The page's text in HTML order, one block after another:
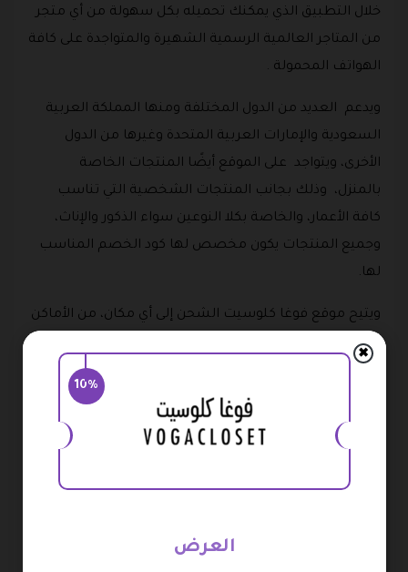
خلال التطبيق الذي يمكنك تحميله بكل سهولة من أي متجر
من المتاجر العالمية الرسمية الشهيرة والمتواجدة على كافة
الهواتف المحمولة .
ويدعم العديد من الدول المختلفة ومنها المملكة العربية
السعودية والإمارات العربية المتحدة وغيرها من الدول
الأخرى، ويتواجد على الموقع أيضًا المنتجات الخاصة
بالمنزل، وذلك بجانب المنتجات الشخصية التي تناسب
كافة الأعمار، والخاصة بكلا النوعين سواء الذكور والإناث،
وجميع المنتجات يكون مخصص لها كود الخصم المناسب
لها.
ويتيح موقع فوغا كلوسيت الشحن إلى أي مكان، من الأماكن
المسموح الشحن اليها، ويتم توصيل المنتجات من خلاله
بطريقه سريعه جدا وذلك مقارنة بجميع المتاجر الأخرى
المشابهة، ويقدم الموقع في بعض الأحيان عروض على
الشحن مثلما يقدم كود خصم فوغا كلوسيت.
الكثير من الماركات العالمية التي تنتج المنتجات المختلفة،
10%
✖
العرض